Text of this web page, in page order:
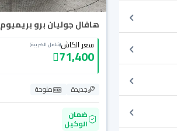
هافال جوليان برو بريميوم 2025
سعر الكاش(شامل الضريبة)
71,400
جديدة
ملوحة
ضمان
الوكيل